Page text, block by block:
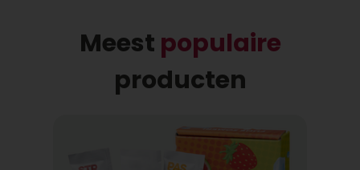
heerlijke chocolade of combineer je het allebei
met een helium ballon uit ons ruime
Bij wie laat jij een cadeau bezorgen? Een cadeau
bezorgen bij één of meer ontvangers is niet
Meest populaire
producten